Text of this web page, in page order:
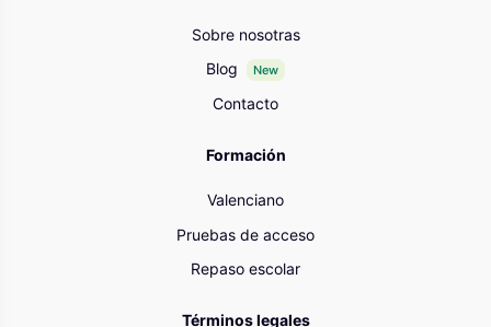
Sobre nosotras
Blog
New
Contacto
Formación
Valenciano
Pruebas de acceso
Repaso escolar
Términos legales